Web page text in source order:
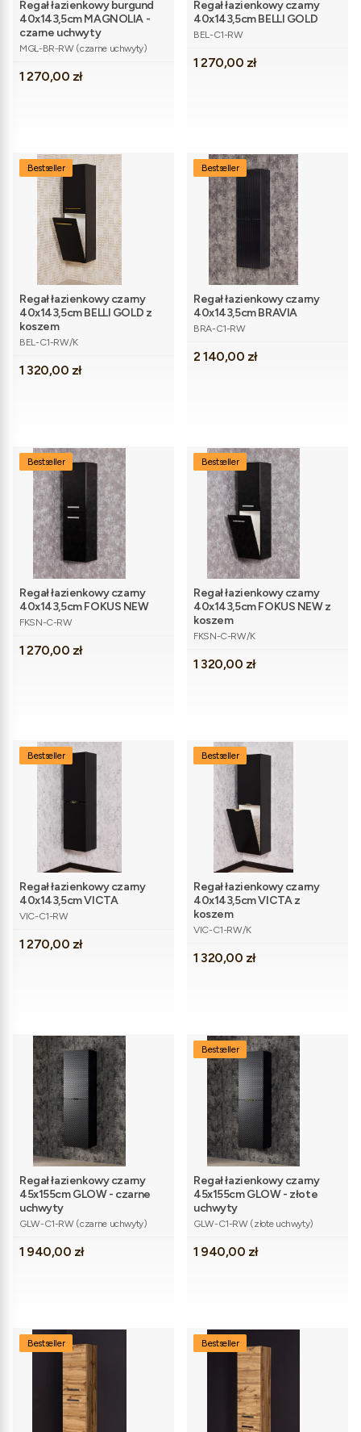
Regał łazienkowy burgund
40x143,5cm MAGNOLIA -
czarne uchwyty
Kod produktu
MGL-BR-RW (czarne uchwyty)
Cena
1 270,00 zł
Regał łazienkowy czarny
40x143,5cm BELLI GOLD
Kod produktu
BEL-C1-RW
Cena
1 270,00 zł
Bestseller
Regał łazienkowy czarny
40x143,5cm BELLI GOLD z
koszem
Kod produktu
BEL-C1-RW/K
Cena
1 320,00 zł
Bestseller
Regał łazienkowy czarny
40x143,5cm BRAVIA
Kod produktu
BRA-C1-RW
Cena
2 140,00 zł
Bestseller
Regał łazienkowy czarny
40x143,5cm FOKUS NEW
Kod produktu
FKSN-C-RW
Cena
1 270,00 zł
Bestseller
Regał łazienkowy czarny
40x143,5cm FOKUS NEW z
koszem
Kod produktu
FKSN-C-RW/K
Cena
1 320,00 zł
Bestseller
Regał łazienkowy czarny
40x143,5cm VICTA
Kod produktu
VIC-C1-RW
Cena
1 270,00 zł
Bestseller
Regał łazienkowy czarny
40x143,5cm VICTA z
koszem
Kod produktu
VIC-C1-RW/K
Cena
1 320,00 zł
Regał łazienkowy czarny
45x155cm GLOW - czarne
uchwyty
Kod produktu
GLW-C1-RW (czarne uchwyty)
Cena
1 940,00 zł
Bestseller
Regał łazienkowy czarny
45x155cm GLOW - złote
uchwyty
Kod produktu
GLW-C1-RW (złote uchwyty)
Cena
1 940,00 zł
Bestseller Bestseller